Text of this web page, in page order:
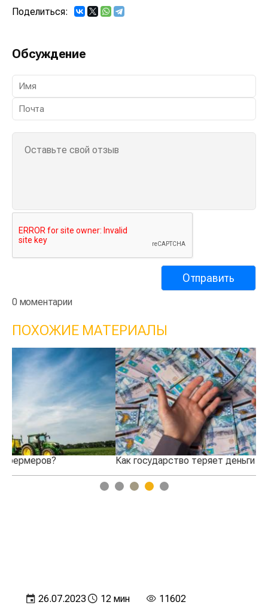
Поделиться:
Обсуждение
0 моментарии
ПОХОЖИЕ МАТЕРИАЛЫ
Как государство теряет деньги через СПК?
1 2 3 4 5
26.07.2023 12 мин 11602